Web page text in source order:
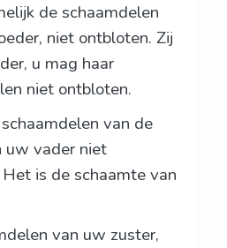
de schaamdelen
niet ontbloten. Zij
u mag haar
niet ontbloten.
van de
uw vader niet
is de schaamte van
van uw zuster,